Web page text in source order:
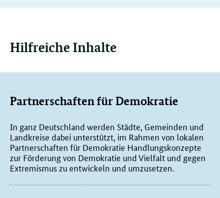
Hilfreiche Inhalte
Partnerschaften für Demokratie
In ganz Deutschland werden Städte, Gemeinden und
Landkreise dabei unterstützt, im Rahmen von lokalen
Partnerschaften für Demokratie Handlungskonzepte
zur Förderung von Demokratie und Vielfalt und gegen
Extremismus zu entwickeln und umzusetzen.